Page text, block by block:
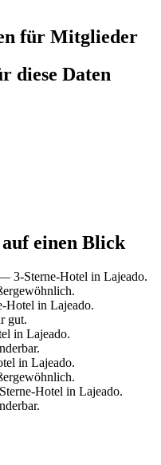
für Mitglieder
diese Daten
einen Blick
3-Sterne-Hotel in Lajeado.
Hotel in Lajeado.
gut.
in Lajeado.
in Lajeado.
Hotel in Lajeado.